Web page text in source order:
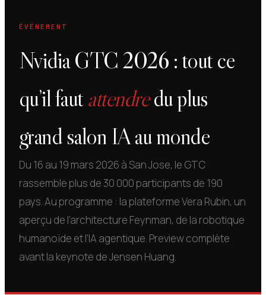
ÉVÉNEMENT
Nvidia GTC 2026 : tout ce
qu’il fautattendredu plus
grand salon IA au monde
Du 16 au 19 mars 2026 à San Jose, le GTC
rassemble plus de 30 000 participants de 190
pays. Au programme : la plateforme Vera Rubin, un
aperçu de l’architecture Feynman, de la robotique
humanoïde et l’IA agentique. Preview complète
avant la keynote de Jensen Huang.